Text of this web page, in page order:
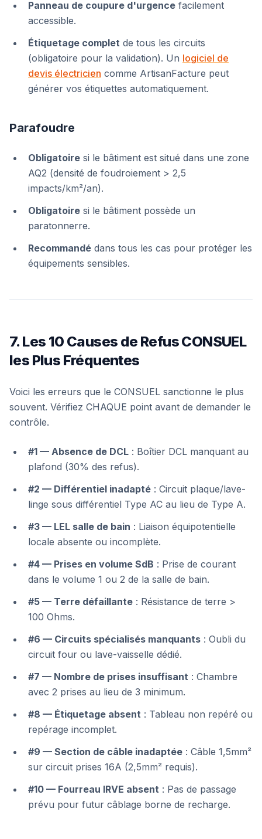
Panneau de coupure d'urgence facilement
accessible.
Étiquetage complet de tous les circuits
(obligatoire pour la validation). Un logiciel de
devis électricien comme ArtisanFacture peut
générer vos étiquettes automatiquement.
Parafoudre
Obligatoire si le bâtiment est situé dans une zone
AQ2 (densité de foudroiement > 2,5
impacts/km²/an).
Obligatoire si le bâtiment possède un
paratonnerre.
Recommandé dans tous les cas pour protéger les
équipements sensibles.
7. Les 10 Causes de Refus CONSUEL
les Plus Fréquentes
Voici les erreurs que le CONSUEL sanctionne le plus
souvent. Vérifiez CHAQUE point avant de demander le
contrôle.
#1 — Absence de DCL : Boîtier DCL manquant au
plafond (30% des refus).
#2 — Différentiel inadapté : Circuit plaque/lave-
linge sous différentiel Type AC au lieu de Type A.
#3 — LEL salle de bain : Liaison équipotentielle
locale absente ou incomplète.
#4 — Prises en volume SdB : Prise de courant
dans le volume 1 ou 2 de la salle de bain.
#5 — Terre défaillante : Résistance de terre >
100 Ohms.
#6 — Circuits spécialisés manquants : Oubli du
circuit four ou lave-vaisselle dédié.
#7 — Nombre de prises insuffisant : Chambre
avec 2 prises au lieu de 3 minimum.
#8 — Étiquetage absent : Tableau non repéré ou
repérage incomplet.
#9 — Section de câble inadaptée : Câble 1,5mm²
sur circuit prises 16A (2,5mm² requis).
#10 — Fourreau IRVE absent : Pas de passage
prévu pour futur câblage borne de recharge.